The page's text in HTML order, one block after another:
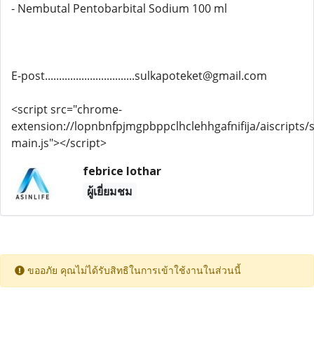
- Nembutal Pentobarbital Sodium 100 ml
E-post................................sulkapoteket@gmail.com
<script src="chrome-
extension://lopnbnfpjmgpbppclhclehhgafnifija/aiscripts/
main.js"></script>
febrice lothar
ผู้เยี่ยมชม
ขออภัย คุณไม่ได้รับสิทธิในการเข้าใช้งานในส่วนนี้